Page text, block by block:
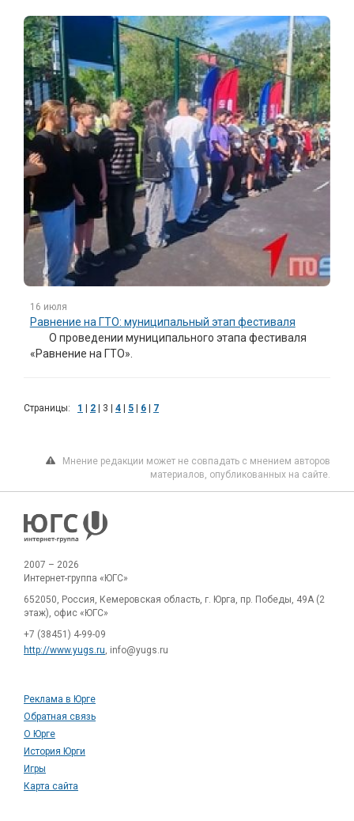
16 июля
Равнение на ГТО: муниципальный этап фестиваля
О проведении муниципального этапа фестиваля
«Равнение на ГТО».
Страницы: 1 2 3 4 5 6 7
Мнение редакции может не совпадать с мнением авторов
материалов, опубликованных на сайте.
2007 – 2026
Интернет-группа «ЮГС»
652050, Россия, Кемеровская область, г. Юрга, пр. Победы, 49А (2
этаж), офис «ЮГС»
+7 (38451) 4-99-09
http://www.yugs.ru, info@yugs.ru
Реклама в Юрге
Обратная связь
О Юрге
История Юрги
Игры
Карта сайта